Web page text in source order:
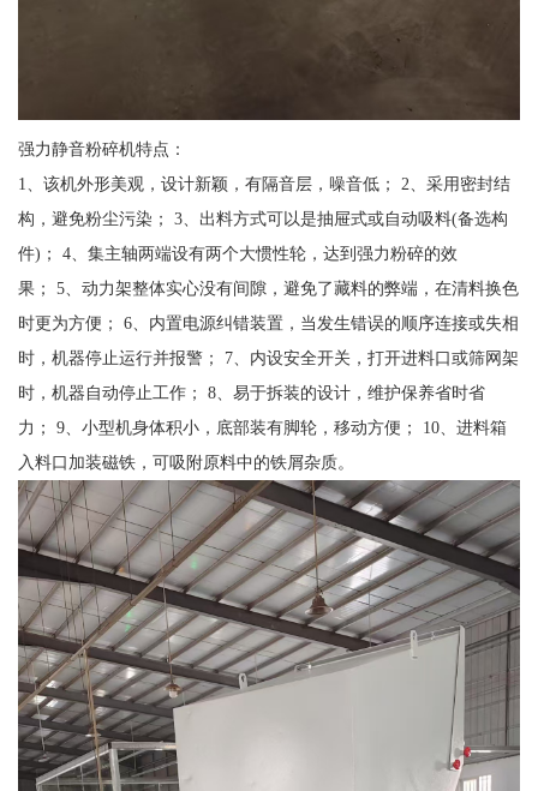
强力静音粉碎机特点：
1、该机外形美观，设计新颖，有隔音层，噪音低； 2、采用密封结
构，避免粉尘污染； 3、出料方式可以是抽屉式或自动吸料(备选构
件)； 4、集主轴两端设有两个大惯性轮，达到强力粉碎的效
果； 5、动力架整体实心没有间隙，避免了藏料的弊端，在清料换色
时更为方便； 6、内置电源纠错装置，当发生错误的顺序连接或失相
时，机器停止运行并报警； 7、内设安全开关，打开进料口或筛网架
时，机器自动停止工作； 8、易于拆装的设计，维护保养省时省
力； 9、小型机身体积小，底部装有脚轮，移动方便； 10、进料箱
入料口加装磁铁，可吸附原料中的铁屑杂质。